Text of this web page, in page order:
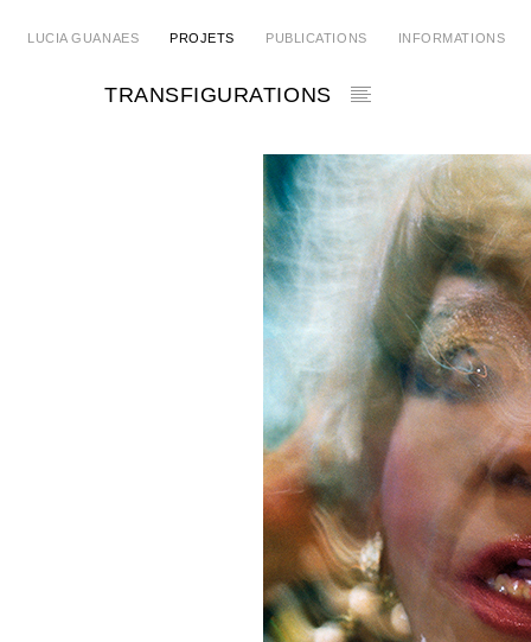
LUCIA GUANAES PROJETS PUBLICATIONS INFORMATIONS
TRANSFIGURATIONS